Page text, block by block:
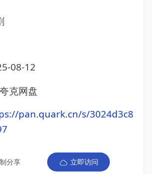
08-12
夸克网盘
pan.quark.cn/s/3024d3c8
分享 立即访问